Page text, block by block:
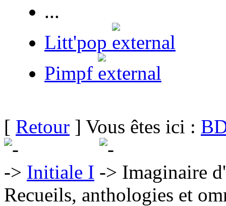
...
Litt'pop
Pimpf
[ Retour ] Vous êtes ici :
Initiale I
Imaginaire
Recueils, anthologies et